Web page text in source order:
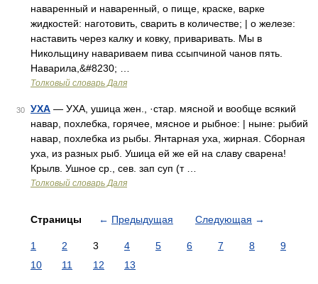
наваренный и наваренный, о пище, краске, варке
жидкостей: наготовить, сварить в количестве; | о железе:
наставить через калку и ковку, приваривать. Мы в
Никольщину навариваем пива ссыпчиной чанов пять.
Наварила,&#8230; …
Толковый словарь Даля
30 УХА — УХА, ушица жен., ·стар. мясной и вообще всякий
навар, похлебка, горячее, мясное и рыбное: | ныне: рыбий
навар, похлебка из рыбы. Янтарная уха, жирная. Сборная
уха, из разных рыб. Ушица ей же ей на славу сварена!
Крылв. Ушное ср., сев. зап суп (т …
Толковый словарь Даля
Страницы ← Предыдущая Следующая →
1 2 3 4 5 6 7 8
9
10
11 12 13